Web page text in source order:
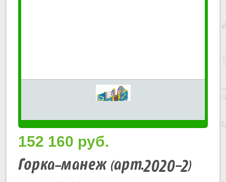
152 160 руб.
Горка-манеж (арт.2020-2)